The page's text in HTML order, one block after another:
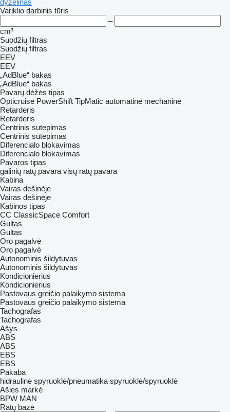
dyzelinas
Variklio darbinis tūris
–
cm³
Suodžių filtras
Suodžių filtras
EEV
EEV
„AdBlue“ bakas
„AdBlue“ bakas
Pavarų dėžės tipas
Opticruise PowerShift TipMatic automatinė mechaninė
Retarderis
Retarderis
Centrinis sutepimas
Centrinis sutepimas
Diferencialo blokavimas
Diferencialo blokavimas
Pavaros tipas
galinių ratų pavara visų ratų pavara
Kabina
Vairas dešinėje
Vairas dešinėje
Kabinos tipas
CC ClassicSpace Comfort
Gultas
Gultas
Oro pagalvė
Oro pagalvė
Autonominis šildytuvas
Autonominis šildytuvas
Kondicionierius
Kondicionierius
Pastovaus greičio palaikymo sistema
Pastovaus greičio palaikymo sistema
Tachografas
Tachografas
Ašys
ABS
ABS
EBS
EBS
Pakaba
hidraulinė spyruoklė/pneumatika spyruoklė/spyruoklė
Ašies markė
BPW MAN
Ratų bazė